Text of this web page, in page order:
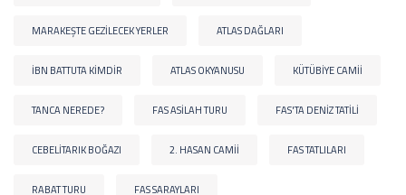
MARAKEŞTE GEZILECEK YERLER ATLAS DAĞLARI
İBN BATTUTA KIMDIR ATLAS OKYANUSU KÜTÜBIYE CAMII
TANCA NEREDE? FAS ASILAH TURU FAS'TA DENIZ TATILI
CEBELITARIK BOĞAZI 2. HASAN CAMII FAS TATLILARI
RABAT TURU FAS SARAYLARI